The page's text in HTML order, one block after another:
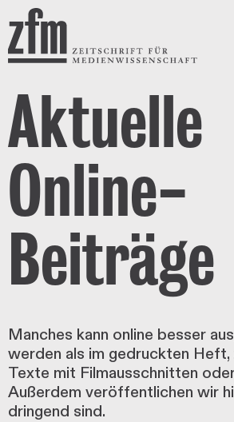
Direkt zum Inhalt
ZEITSCHRIFT FÜR
MEDIENWISSENSCHAFT
Aktuelle
Online-
Beiträge
Manches kann online besser
werden als im gedruckten Heft,
Texte mit Filmausschnitten
Außerdem veröffentlichen wir
dringend sind.